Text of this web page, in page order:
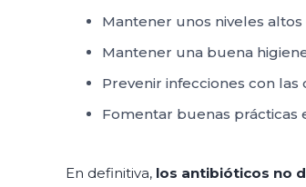
Mantener unos niveles
Mantener una buena
Prevenir infecciones con
Fomentar buenas prácticas
En definitiva, los antibióticos no